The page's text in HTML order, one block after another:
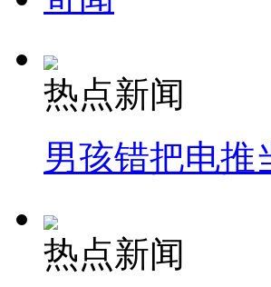
热点新闻
男孩错把电推
热点新闻